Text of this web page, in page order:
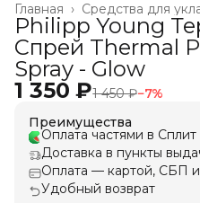
Средства для
Главная ›
Philipp Young
Спрей Thermal
Spray - Glow
1 350 ₽1 450 ₽−7%
Преимущества
Оплата частями в Сплит
Доставка в пункты
Оплата — картой, СБП
Удобный возврат